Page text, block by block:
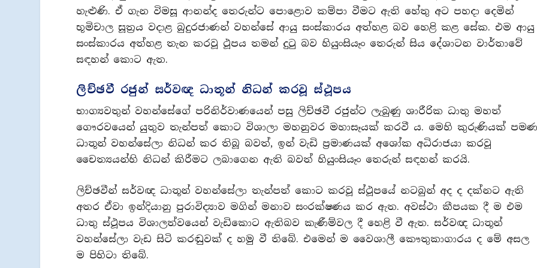
හැළුණි. ඒ ගැන විමසූ ආනන්ද තෙරුන්ට පොළොව කම්පා වීමට ඇති හේතු අට පහදා දෙමින්
භූමිචාල සූත්‍රය වදාළ බුදුරජාණන් වහන්සේ ආයු සංස්කාරය අත්හළ බව හෙළි කළ සේක. එම ආයු
සංස්කාරය අත්හළ තැන කරවූ ථූපය තමන් දුටු බව හියුංසියෑං තෙරුන් සිය දේශාටන වාර්තාවේ
සඳහන් කොට ඇත.
ලිච්ඡවී රජුන් සර්වඥ ධාතූන් නිධන් කරවූ ස්ථූපය
භාග්‍යවතුන් වහන්සේගේ පරිනිර්වාණයෙන් පසු ලිච්ඡවී රජුන්ට ලැබුණු ශාරීරික ධාතු මහත්
ගෞරවයෙන් යුතුව තැන්පත් කොට විශාලා මහනුවර මහාසෑයක් කරවී ය. මෙහි කුරුණියක්
ධාතූන් වහන්සේලා නිධන් කර තිබූ බවත්, ඉන් වැඩි ප්‍රමාණයක් අශෝක අධිරාජයා කරවූ
චෛත්‍යයන්හි නිධන් කිරීමට ලබාගෙන ඇති බවත් හියුංසියෑං තෙරුන් සඳහන් කරයි.
ලිච්ඡවීන් සර්වඥ ධාතූන් වහන්සේලා තැන්පත් කොට කරවූ ස්ථූපයේ නටබුන් අද ද දක්නට ඇති
අතර ඒවා ඉන්දියානු පුරාවිද්‍යාව මගින් මනාව සංරක්ෂණය කර ඇත. අවස්ථා කීපයක දී ම එම
ධාතු ස්ථූපය විශාලත්වයෙන් වැඩිකොට ඇතිබව කැණීම්වල දී හෙළි වී ඇත. සර්වඥ ධාතූන්
වහන්සේලා වැඩ සිටි කරඬුවක් ද හමු වී තිබේ. එමෙන් ම වෛශාලී කෞතුකාගාරය ද මේ අසල
ම පිහිටා තිබේ.